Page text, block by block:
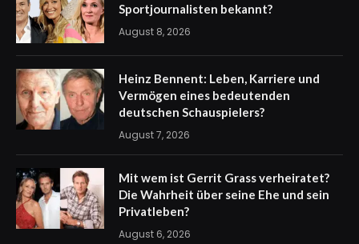
Sportjournalisten bekannt?
August 8, 2026
Heinz Bennent: Leben, Karriere und
Vermögen eines bedeutenden
deutschen Schauspielers?
August 7, 2026
Mit wem ist Gerrit Grass verheiratet?
Die Wahrheit über seine Ehe und sein
Privatleben?
August 6, 2026